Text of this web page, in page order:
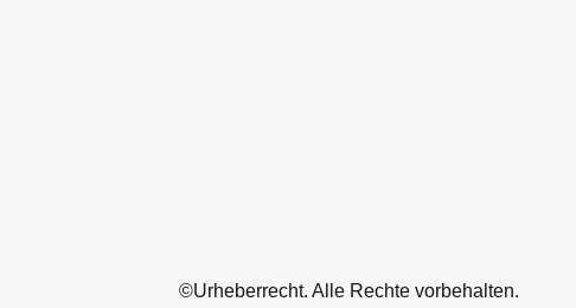
©Urheberrecht. Alle Rechte vorbehalten.